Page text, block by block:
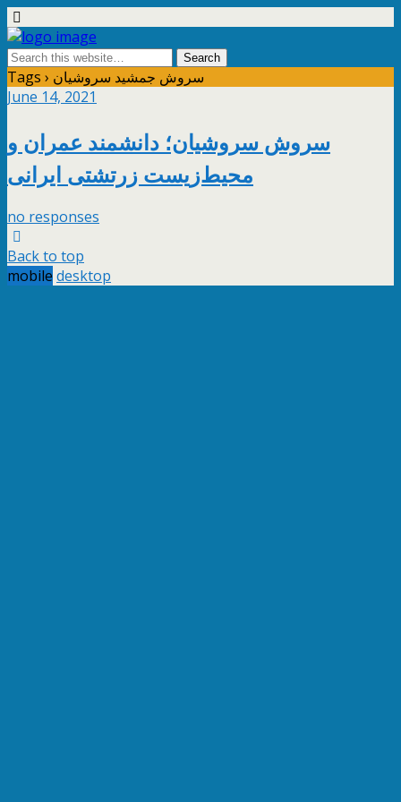
Tags › سروش جمشید سروشیان
June 14, 2021
سروش سروشیان؛ دانشمند عمران و
محیط‌زیست زرتشتی ایرانی
no responses
Back to top
mobile desktop